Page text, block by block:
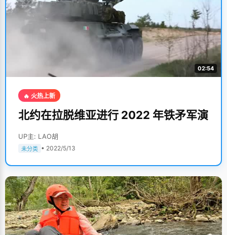
02:54
🔥 火热上新
北约在拉脱维亚进行 2022 年铁矛军演
UP主: LAO胡
未分类 • 2022/5/13